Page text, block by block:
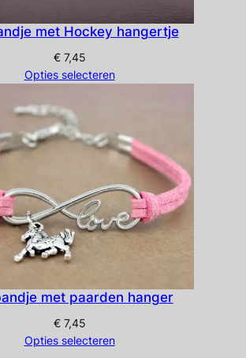
met Hockey hangertje
€7,45
Opties selecteren
met paarden hanger
€7,45
Opties selecteren